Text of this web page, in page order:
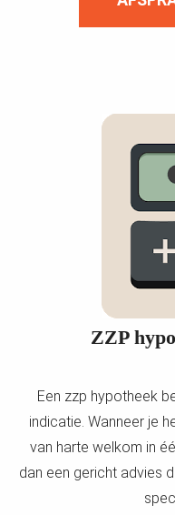
ZZP
Een zzp hypotheek
indicatie. Wanneer je
van harte welkom in
dan een gericht advies